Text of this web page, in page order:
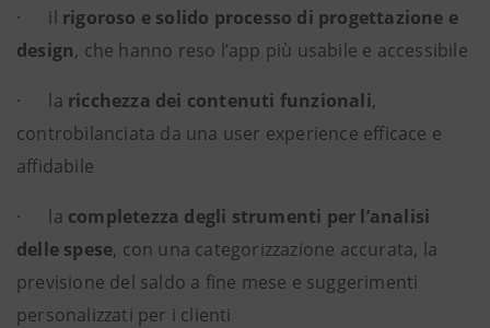
· il rigoroso e solido processo di progettazione e
design, che hanno reso l’app più usabile e accessibile
· la ricchezza dei contenuti funzionali,
controbilanciata da una user experience efficace e
affidabile
· la completezza degli strumenti per l’analisi
delle spese, con una categorizzazione accurata, la
previsione del saldo a fine mese e suggerimenti
personalizzati per i clienti